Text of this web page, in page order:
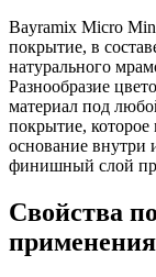
Bayramix Micro
покрытие, в
натурального
Разнообразие
материал под
покрытие,
основание внутри
финишный слой
Свойства
применения